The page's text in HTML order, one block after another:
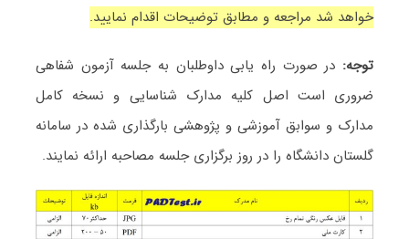
خواهد شد مراجعه و مطابق توضیحات اقدام نمایید.
توجه: در صورت راه یابی داوطلبان به جلسه آزمون شفاهی
ضروری است اصل کلیه مدارک شناسایی و نسخه کامل
مدارک و سوابق آموزشی و پژوهشی بارگذاری شده در سامانه
گلستان دانشگاه را در روز برگزاری جلسه مصاحبه ارائه نمایند.